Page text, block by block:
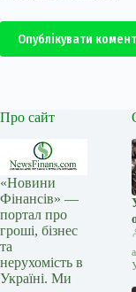
Опублікувати
Про сайт
«Новини
Фінансів» —
портал про
гроші, бізнес
та
нерухомість в
Україні. Ми